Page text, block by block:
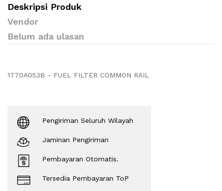
Deskripsi Produk
Vendor
Belum ada ulasan
1770A053B - FUEL FILTER COMMON RAIL
Pengiriman Seluruh Wilayah
Jaminan Pengiriman
Pembayaran Otomatis.
Tersedia Pembayaran ToP